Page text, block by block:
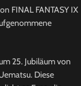
FINAL FANTASY IX
25. Jubiläum von
Diese